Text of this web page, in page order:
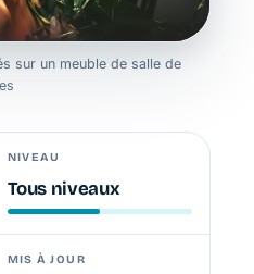
sur un meuble de salle de
NIVEAU
Tous niveaux
MIS À JOUR